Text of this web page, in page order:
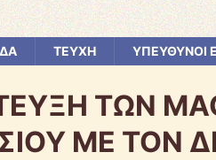
ΤΕΥΧΗ ΥΠΕΥΘΥΝΟΙ
ΤΩΝ
ΜΕ ΤΟΝ